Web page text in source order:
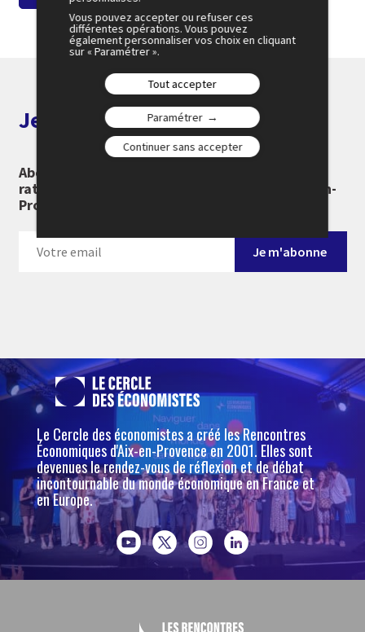
Je m'abonne aux alertes
Abonnez-vous à notre newsletter pour ne rien
rater des 26e Rencontres Économiques d'Aix-en-
Provence :
Le Cercle des économistes a créé les Rencontres
Économiques d'Aix-en-Provence en 2001. Elles sont
devenues le rendez-vous de réflexion et de débat
incontournable du monde économique en France et
en Europe.
Vous pouvez accepter ou refuser ces
différentes opérations. Vous pouvez
également personnaliser vos choix en cliquant
sur « Paramétrer ».
Tout accepter
Paramétrer
Continuer sans accepter